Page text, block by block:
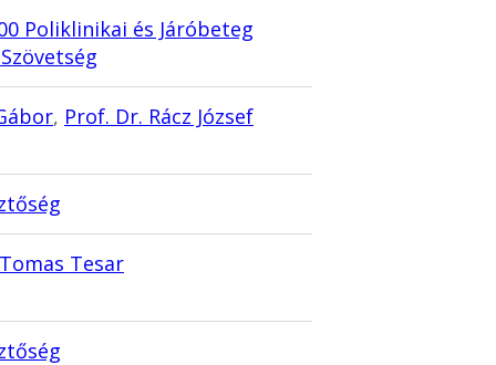
Poliklinikai és Járóbeteg
, Prof. Dr. Rácz József
Tesar